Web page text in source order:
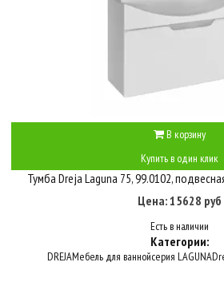
В корзину
Купить в один клик
Тумба Dreja Laguna 75, 99.0102,
Цена: 15628 руб
Есть в наличии
Категории:
DREJAМебель для ваннойсерия LAGUNA